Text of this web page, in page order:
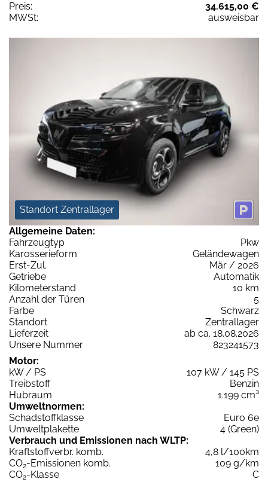
Preis:
34.615,00 €
MWSt:
ausweisbar
Standort Zentrallager
Allgemeine Daten:
Fahrzeugtyp
Pkw
Karosserieform
Geländewagen
Erst-Zul.
Mär / 2026
Getriebe
Automatik
Kilometerstand
10 km
Anzahl der Türen
5
Farbe
Schwarz
Standort
Zentrallager
Lieferzeit
ab ca. 18.08.2026
Unsere Nummer
823241573
Motor:
kW / PS
107 kW / 145 PS
Treibstoff
Benzin
Hubraum
1.199 cm³
Umweltnormen:
Schadstoffklasse
Euro 6e
Umweltplakette
4 (Green)
Verbrauch und Emissionen nach WLTP:
Kraftstoffverbr. komb.
4,8 l/100km
CO2-Emissionen komb.
109 g/km
CO2-Klasse
C